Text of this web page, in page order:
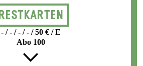
Restkarten
- / - / - / - / 50 € / E
Abo 100